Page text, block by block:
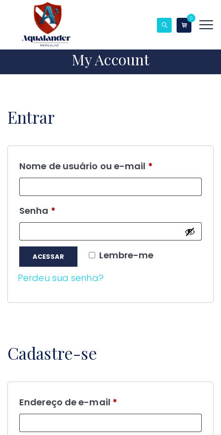
0
My Account
Entrar
Nome de usuário ou e-mail *Obrigatório
Senha *Obrigatório
Lembre-me
ACESSAR
Perdeu sua senha?
Cadastre-se
Endereço de e-mail *